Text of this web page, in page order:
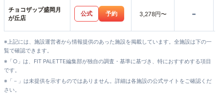
チョコザップ盛岡月
が丘店
公式 予約 3,278円〜 -
※上記には、施設運営者から情報提供のあった施設を掲載しています。全施設は下の一
覧で確認できます。
※「○」は、FIT PALETTE編集部が独自の調査・基準に基づき、特におすすめする項目
です。
※「－」は未提供を示すものではありません。詳細は各施設の公式サイトをご確認くだ
さい。